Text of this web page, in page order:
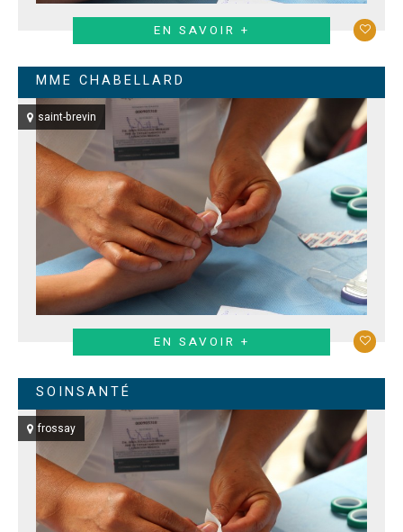
EN SAVOIR +
MME CHABELLARD
saint-brevin
EN SAVOIR +
SOINSANTÉ
frossay